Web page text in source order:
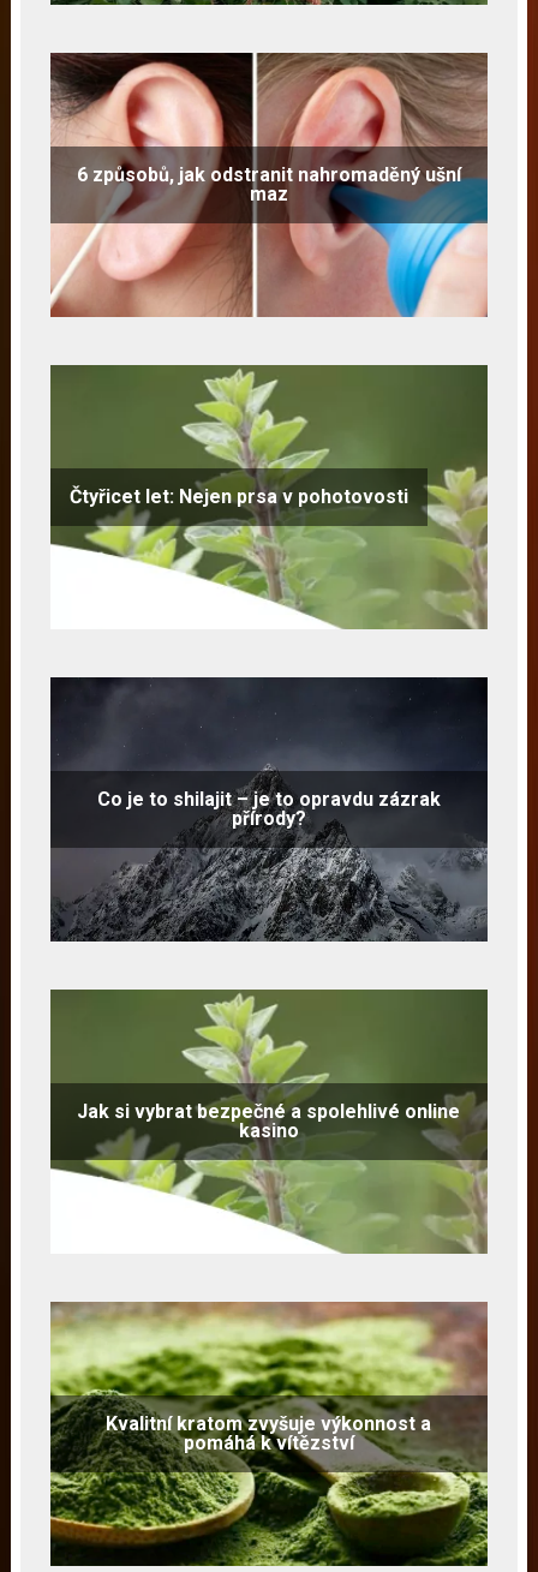
6 způsobů, jak odstranit nahromaděný ušní
maz
Čtyřicet let: Nejen prsa v pohotovosti
Co je to shilajit – je to opravdu zázrak
přírody?
Jak si vybrat bezpečné a spolehlivé online
kasino
Kvalitní kratom zvyšuje výkonnost a
pomáhá k vítězství